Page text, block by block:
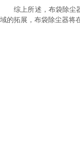
综上所述，布袋除尘器
域的拓展，布袋除尘器将